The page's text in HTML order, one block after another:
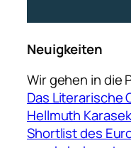
Neuigkeiten
Wir gehen in die
Das Literarische
Hellmuth
Shortlist des